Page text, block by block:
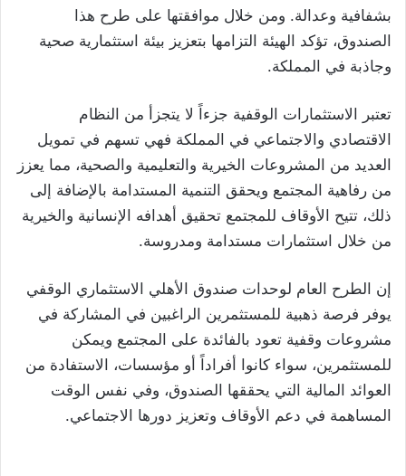
بشفافية وعدالة. ومن خلال موافقتها على طرح هذا
الصندوق، تؤكد الهيئة التزامها بتعزيز بيئة استثمارية صحية
وجاذبة في المملكة.
تعتبر الاستثمارات الوقفية جزءاً لا يتجزأ من النظام
الاقتصادي والاجتماعي في المملكة فهي تسهم في تمويل
العديد من المشروعات الخيرية والتعليمية والصحية، مما يعزز
من رفاهية المجتمع ويحقق التنمية المستدامة بالإضافة إلى
ذلك، تتيح الأوقاف للمجتمع تحقيق أهدافه الإنسانية والخيرية
من خلال استثمارات مستدامة ومدروسة.
إن الطرح العام لوحدات صندوق الأهلي الاستثماري الوقفي
يوفر فرصة ذهبية للمستثمرين الراغبين في المشاركة في
مشروعات وقفية تعود بالفائدة على المجتمع ويمكن
للمستثمرين، سواء كانوا أفراداً أو مؤسسات، الاستفادة من
العوائد المالية التي يحققها الصندوق، وفي نفس الوقت
المساهمة في دعم الأوقاف وتعزيز دورها الاجتماعي.